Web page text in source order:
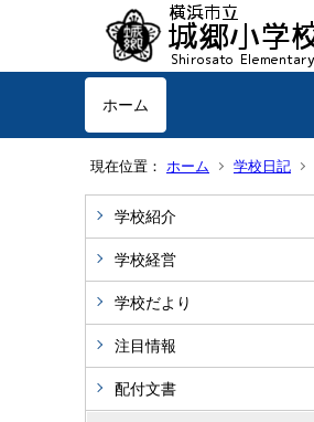
ホーム
現在位置： ホーム 学校日記
学校紹介
学校経営
学校だより
注目情報
配付文書